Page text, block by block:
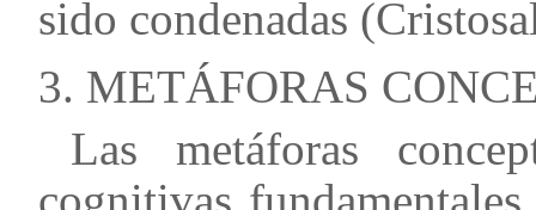
sido condenadas
3. METÁFORAS
Las metáforas